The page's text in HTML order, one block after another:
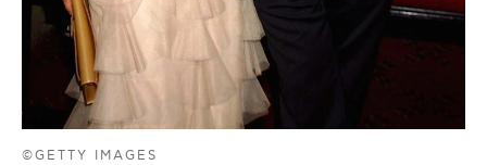
©GETTY IMAGES